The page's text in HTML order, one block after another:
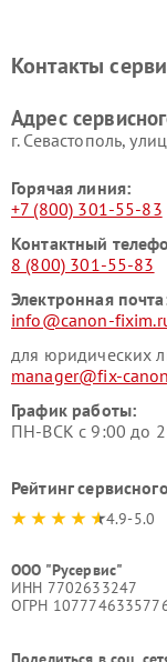
Контакты
Адрес
г. Севастополь,
Горячая линия:
+7 (800) 301-55-83
Контактный
8 (800) 301-55-83
Электронная
info@canon-
для юридических
manager@fix-
График работы:
ПН-ВСК с 9:00 до
Рейтинг
4.9-5.0
ООО "Русервис"
ИНН 7702633247
ОГРН